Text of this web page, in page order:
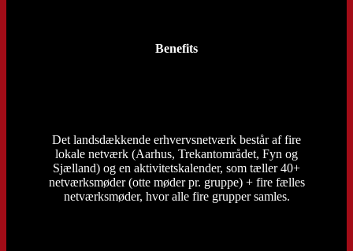
Benefits
Det landsdækkende erhvervsnetværk består af fire
lokale netværk (Aarhus, Trekantområdet, Fyn og
Sjælland) og en aktivitetskalender, som tæller 40+
netværksmøder (otte møder pr. gruppe) + fire fælles
netværksmøder, hvor alle fire grupper samles.